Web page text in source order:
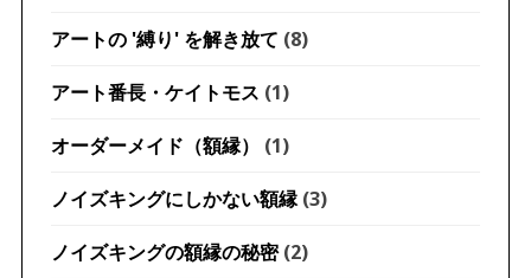
アートの '縛り' を解き放て (8)
アート番長・ケイトモス (1)
オーダーメイド（額縁） (1)
ノイズキングにしかない額縁(3)
ノイズキングの額縁の秘密(2)